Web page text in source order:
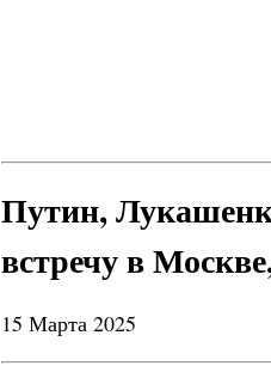
Путин,
встречу в
15 Марта 2025